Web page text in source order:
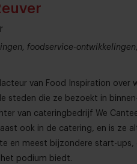
foodservice-
van Food Inspiration over
steden die ze bezoekt in
van cateringbedrijf We
ook in de catering, en is ze
en meest bijzondere start-ups,
podium biedt.